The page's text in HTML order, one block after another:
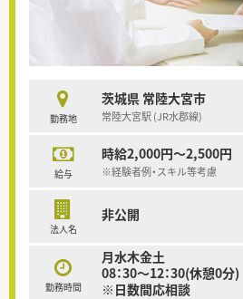
勤務地
茨城県 常陸大宮市
常陸大宮駅 (JR水郡線)
給与
時給2,000円～2,500円
※経験者例・スキル等考慮
法人名
非公開
勤務時間
月水木金土
08：30～12：30(休憩0分)
※日数間応相談